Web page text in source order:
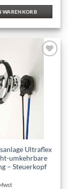
WARENKORB
Wunschliste
Ultraflex
umkehrbare
– Steuerkopf